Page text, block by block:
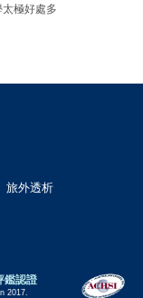
極好處多
旅外透析
鑑認證
2017.